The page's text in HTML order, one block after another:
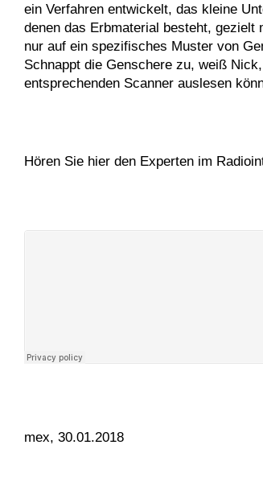
ein Verfahren entwickelt, das kleine
denen das Erbmaterial besteht,
nur auf ein spezifisches Muster von
Schnappt die Genschere zu, weiß
entsprechenden Scanner auslesen
Hören Sie hier den Experten im
mex, 30.01.2018